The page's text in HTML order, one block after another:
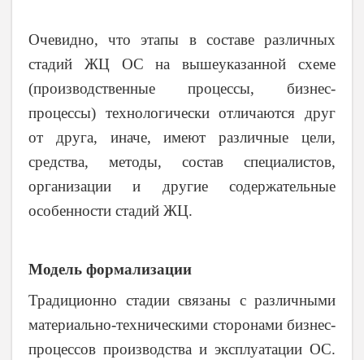
Очевидно, что этапы в составе различных
стадий ЖЦ ОС на вышеуказанной схеме
(производственные процессы, бизнес-
процессы) технологически отличаются друг
от друга, иначе, имеют различные цели,
средства, методы, состав специалистов,
организации и другие содержательные
особенности стадий ЖЦ.
Модель формализации
Традиционно стадии связаны с различными
материально-техническими сторонами бизнес-
процессов производства и эксплуатации ОС.